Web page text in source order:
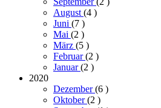
August (4 )
Juni (7 )
Mai (2 )
März (5 )
Februar(2 )
Januar(2 )
2020
Dezember(6 )
Oktober(2 )